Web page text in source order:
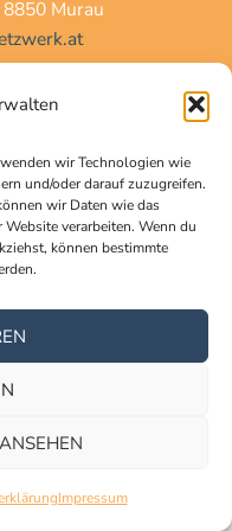
wir Technologien wie
und/oder darauf zuzugreifen.
wir Daten wie das
verarbeiten. Wenn du
können bestimmte
Impressum
Murau